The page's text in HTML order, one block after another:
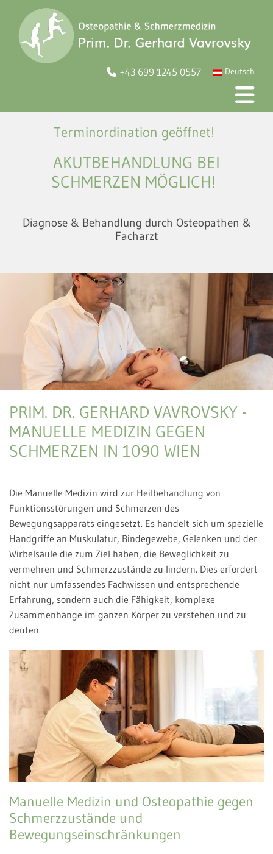
Deutsch
 +43 699 1245 0557
Terminordination geöffnet!
AKUTBEHANDLUNG BEI
SCHMERZEN MÖGLICH!
Diagnose & Behandlung durch Osteopathen &
Facharzt
PRIM. DR. GERHARD VAVROVSKY -
MANUELLE MEDIZIN GEGEN
SCHMERZEN IN 1090 WIEN
Die Manuelle Medizin wird zur Heilbehandlung von
Funktionsstörungen und Schmerzen des
Bewegungsapparats eingesetzt. Es handelt sich um spezielle
Handgriffe an Muskulatur, Bindegewebe, Gelenken und der
Wirbelsäule die zum Ziel haben, die Beweglichkeit zu
vermehren und Schmerzzustände zu lindern. Dies erfordert
nicht nur umfassendes Fachwissen und entsprechende
Erfahrung, sondern auch die Fähigkeit, komplexe
Zusammenhänge im ganzen Körper zu verstehen und zu
deuten.
Manuelle Medizin und Osteopathie gegen
Schmerzzustände und
Bewegungseinschränkungen